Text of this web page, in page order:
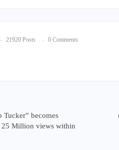
21920 Posts 0 Comments
Tucker” becomes
25 Million views within